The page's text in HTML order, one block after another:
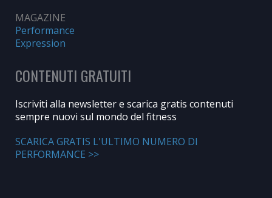
MAGAZINE
Performance
Expression
CONTENUTI GRATUITI
Iscriviti alla newsletter e scarica gratis contenuti
sempre nuovi sul mondo del fitness
SCARICA GRATIS L'ULTIMO NUMERO DI
PERFORMANCE >>